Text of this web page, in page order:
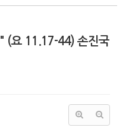
(요 11.17-44) 손진국